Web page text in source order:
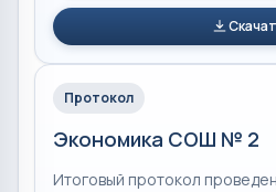
Протокол
Экономика СОШ № 2
Итоговый протокол